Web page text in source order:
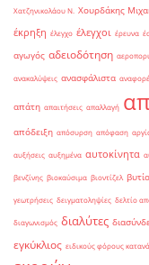
Χατζηνικολάου Ν. Χουρδάκης
έκρηξη έλεγχο έλεγχοι έρευνα
αγωγός αδειοδότηση
ανακαλύψεις ανασφάλιστα
απάτη απαιτήσεις απαλλαγή
απόδειξη απόσυρση απόφαση
αυξήσεις αυξημένα αυτοκίνητα
βενζίνης βιοκαύσιμα βιοντίζελ βυτίο
γεωτρήσεις δειγματοληψίες δελτίο
διαγωνισμός διαλύτες
εγκύκλιος ειδικούς φόρους